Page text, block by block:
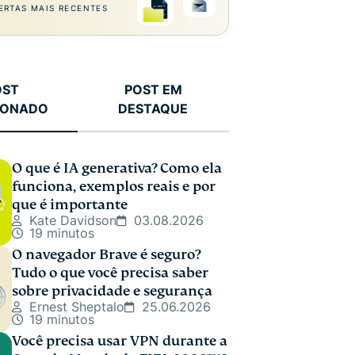
MAIS RECENTES
POST EM
DESTAQUE
O que é IA generativa? Como ela
funciona, exemplos reais e por
que é importante
Kate Davidson
03.08.2026
19 minutos
O navegador Brave é seguro?
Tudo o que você precisa saber
sobre privacidade e segurança
Ernest Sheptalo
25.06.2026
19 minutos
Você precisa usar VPN durante a